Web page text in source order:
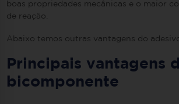
boas propriedades mecânicas e o maior
de reação.
Abaixo temos outras vantagens do
Principais vantagens
bicomponente